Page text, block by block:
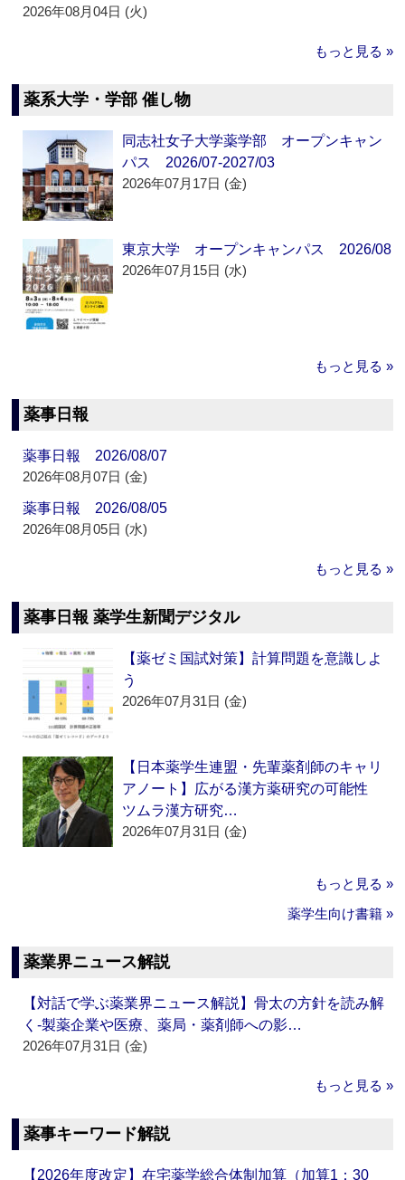
2026年08月04日 (火)
もっと見る »
薬系大学・学部 催し物
同志社女子大学薬学部 オープンキャン
パス 2026/07-2027/03
2026年07月17日 (金)
東京大学 オープンキャンパス 2026/08
2026年07月15日 (水)
もっと見る »
薬事日報
薬事日報 2026/08/07
2026年08月07日 (金)
薬事日報 2026/08/05
2026年08月05日 (水)
もっと見る »
薬事日報 薬学生新聞デジタル
【薬ゼミ国試対策】計算問題を意識しよ
う
2026年07月31日 (金)
【日本薬学生連盟・先輩薬剤師のキャリ
アノート】広がる漢方薬研究の可能性
ツムラ漢方研究…
2026年07月31日 (金)
もっと見る »
薬学生向け書籍 »
薬業界ニュース解説
【対話で学ぶ薬業界ニュース解説】骨太の方針を読み解
く‐製薬企業や医療、薬局・薬剤師への影…
2026年07月31日 (金)
もっと見る »
薬事キーワード解説
【2026年度改定】在宅薬学総合体制加算（加算1：30